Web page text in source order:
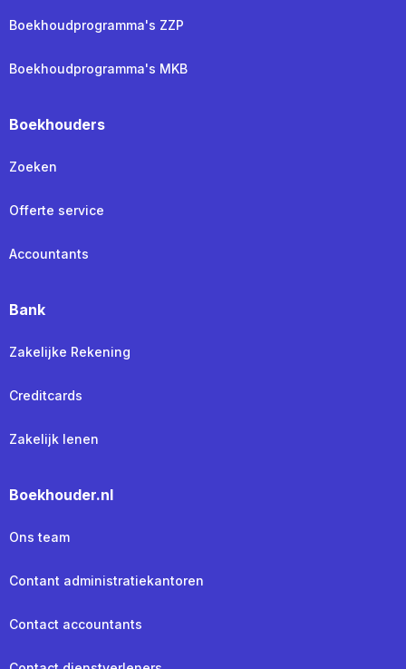
Boekhoudprogramma's ZZP
Boekhoudprogramma's MKB
Boekhouders
Zoeken
Offerte service
Accountants
Bank
Zakelijke Rekening
Creditcards
Zakelijk lenen
Boekhouder.nl
Ons team
Contant administratiekantoren
Contact accountants